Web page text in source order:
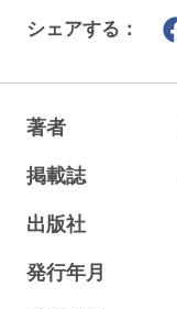
シェアする：
著者
掲載誌
出版社
発行年月